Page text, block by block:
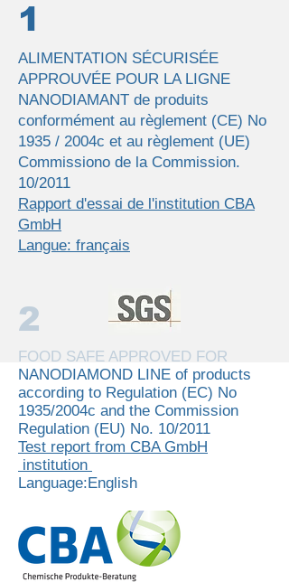
2
FOOD SAFE APPROVED FOR
NANODIAMOND LINE of products
according to Regulation (EC) Νο
1935/2004c and the Commission
Regulation (EU) Νο. 10/2011
Test report from CBA GmbH
institution
Language:English
1
ALIMENTATION SÉCURISÉE
APPROUVÉE POUR LA LIGNE
NANODIAMANT de produits
conformément au règlement (CE) Νο
1935 / 2004c et au règlement (UE)
Commissionο de la Commission.
10/2011
Rapport d'essai de l'institution CBA
GmbH
Langue: français